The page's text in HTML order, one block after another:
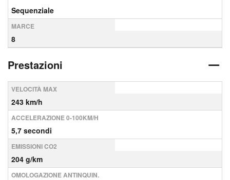
Sequenziale
MARCE
8
Prestazioni
VELOCITÀ MAX
243 km/h
ACCELERAZIONE 0-100KM/H
5,7 secondi
EMISSIONI CO2
204 g/km
OMOLOGAZIONE ANTINQUIN.